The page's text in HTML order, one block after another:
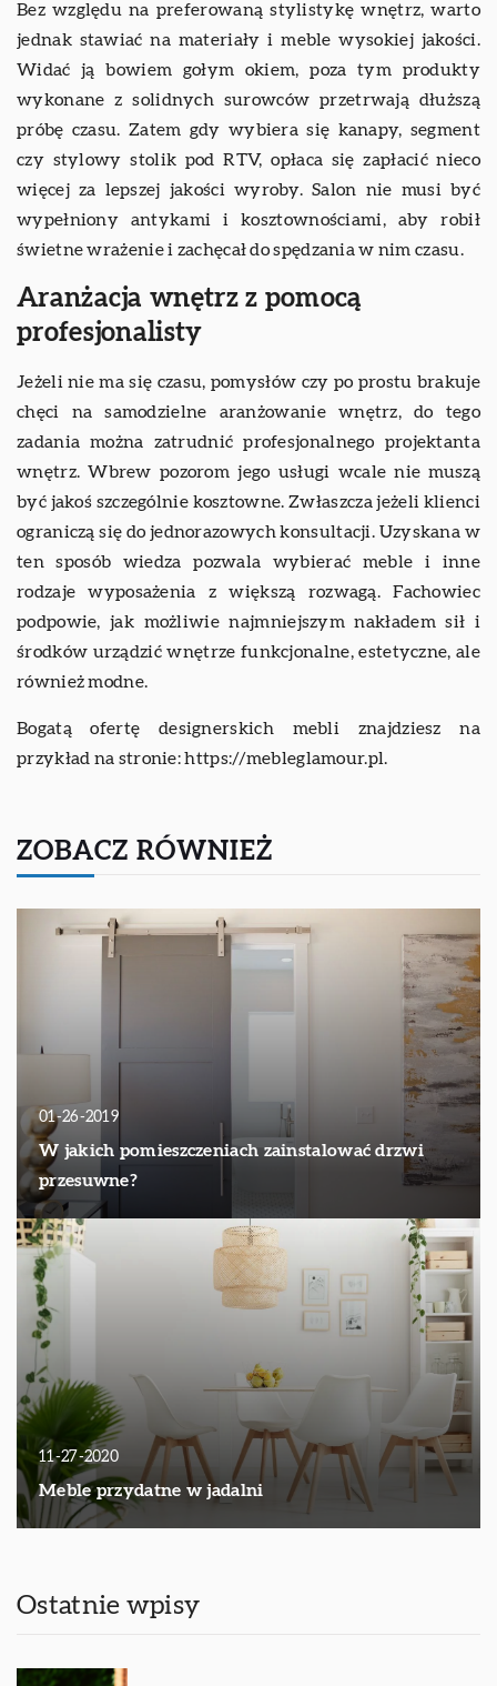
Bez względu na preferowaną stylistykę wnętrz, warto
jednak stawiać na materiały i meble wysokiej jakości.
Widać ją bowiem gołym okiem, poza tym produkty
wykonane z solidnych surowców przetrwają dłuższą
próbę czasu. Zatem gdy wybiera się kanapy, segment
czy stylowy stolik pod RTV, opłaca się zapłacić nieco
więcej za lepszej jakości wyroby. Salon nie musi być
wypełniony antykami i kosztownościami, aby robił
świetne wrażenie i zachęcał do spędzania w nim czasu.
Aranżacja wnętrz z pomocą
profesjonalisty
Jeżeli nie ma się czasu, pomysłów czy po prostu brakuje
chęci na samodzielne aranżowanie wnętrz, do tego
zadania można zatrudnić profesjonalnego projektanta
wnętrz. Wbrew pozorom jego usługi wcale nie muszą
być jakoś szczególnie kosztowne. Zwłaszcza jeżeli klienci
ograniczą się do jednorazowych konsultacji. Uzyskana w
ten sposób wiedza pozwala wybierać meble i inne
rodzaje wyposażenia z większą rozwagą. Fachowiec
podpowie, jak możliwie najmniejszym nakładem sił i
środków urządzić wnętrze funkcjonalne, estetyczne, ale
również modne.
Bogatą ofertę designerskich mebli znajdziesz na
przykład na stronie: https://mebleglamour.pl.
ZOBACZ RÓWNIEŻ
01-26-2019
W jakich pomieszczeniach zainstalować drzwi
przesuwne?
11-27-2020
Meble przydatne w jadalni
Ostatnie wpisy